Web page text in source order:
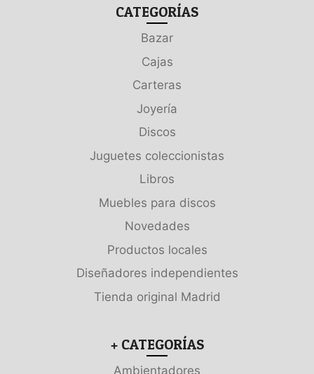
CATEGORÍAS
Bazar
Cajas
Carteras
Joyería
Discos
Juguetes coleccionistas
Libros
Muebles para discos
Novedades
Productos locales
Diseñadores independientes
Tienda original Madrid
+ CATEGORÍAS
Ambientadores